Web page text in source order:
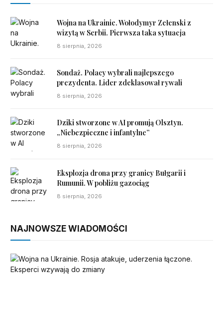
Wojna na Ukrainie. Wołodymyr Zełenski z
wizytą w Serbii. Pierwsza taka sytuacja
8 sierpnia, 2026
Sondaż. Polacy wybrali najlepszego
prezydenta. Lider zdeklasował rywali
8 sierpnia, 2026
Dziki stworzone w AI promują Olsztyn.
„Niebezpieczne i infantylne”
8 sierpnia, 2026
Eksplozja drona przy granicy Bułgarii i
Rumunii. W pobliżu gazociąg
8 sierpnia, 2026
NAJNOWSZE WIADOMOŚCI